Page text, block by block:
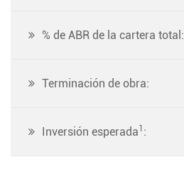
% de ABR de la cartera total:
Terminación de obra:
Inversión esperada1 :